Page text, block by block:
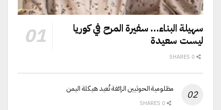
سهيلة البناء… سفيرة المرح في كوريا
ليست سعيدة
مظلومية الحوثيين الزائفة تُعيد هيكلة اليمن